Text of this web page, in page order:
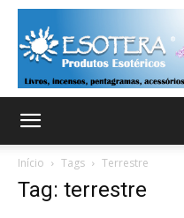
Início Tags Terrestre
Tag: terrestre